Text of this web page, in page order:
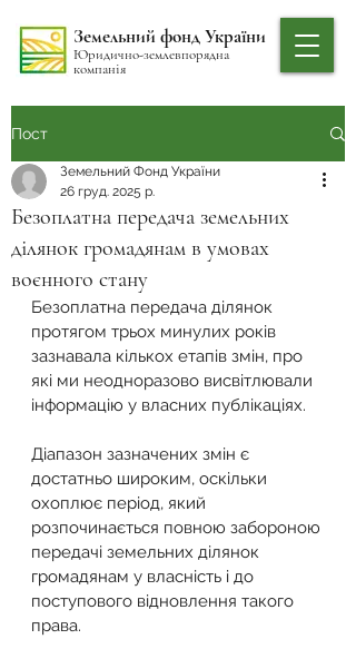
Земельний фонд України
Юридично-землевпорядна
компанія
Пост
Безоплатна передача земельних
ділянок громадянам в умовах
воєнного стану
Земельний Фонд України
26 груд. 2025 р.
Безоплатна передача ділянок
протягом трьох минулих років
зазнавала кількох етапів змін, про
які ми неодноразово висвітлювали
інформацію у власних публікаціях.
Діапазон зазначених змін є
достатньо широким, оскільки
охоплює період, який
розпочинається повною забороною
передачі земельних ділянок
громадянам у власність і до
поступового відновлення такого
права.